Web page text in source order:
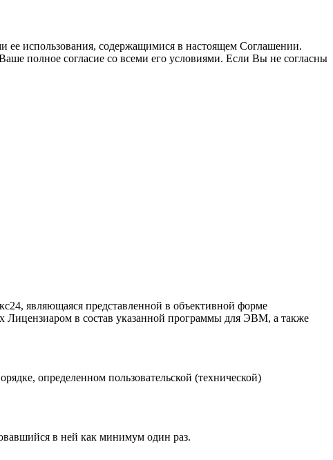
использования, содержащимися в настоящем Соглашении.
полное согласие со всеми его условиями. Если Вы не согласны
являющаяся представленной в объективной форме
Лицензиаром в состав указанной программы для ЭВМ, а также
определенном пользовательской (технической)
в ней как минимум один раз.